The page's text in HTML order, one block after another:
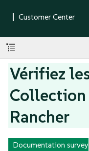
Vérifiez
Rancher
Documentation survey